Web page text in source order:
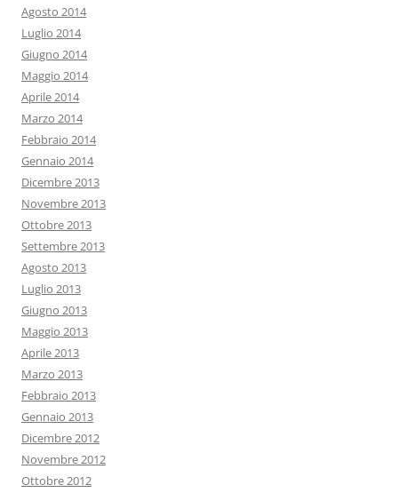
Agosto 2014
Luglio 2014
Giugno 2014
Maggio 2014
Aprile 2014
Marzo 2014
Febbraio 2014
Gennaio 2014
Dicembre 2013
Novembre 2013
Ottobre 2013
Settembre 2013
Agosto 2013
Luglio 2013
Giugno 2013
Maggio 2013
Aprile 2013
Marzo 2013
Febbraio 2013
Gennaio 2013
Dicembre 2012
Novembre 2012
Ottobre 2012